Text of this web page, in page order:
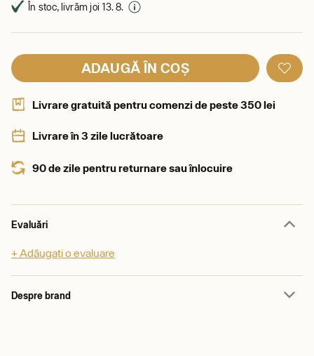
În stoc, livrăm joi 13. 8.
ADAUGĂ ÎN COȘ
Livrare gratuită pentru comenzi de peste 350 lei
Livrare în 3 zile lucrătoare
90 de zile pentru returnare sau înlocuire
Evaluări
+ Adăugați o evaluare
Despre brand